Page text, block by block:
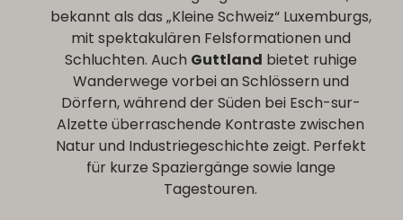
bekannt als das „Kleine Schweiz“ Luxemburgs,
mit spektakulären Felsformationen und
Schluchten. Auch Guttland bietet ruhige
Wanderwege vorbei an Schlössern und
Dörfern, während der Süden bei Esch-sur-
Alzette überraschende Kontraste zwischen
Natur und Industriegeschichte zeigt. Perfekt
für kurze Spaziergänge sowie lange
Tagestouren.